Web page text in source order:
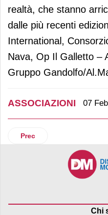
realtà, che stanno
dalle più recenti
International,
Nava, Op Il Galletto –
Gruppo Gandolfo/
ASSOCIAZIONI 07
Articolo precedente:
Prec
Chi